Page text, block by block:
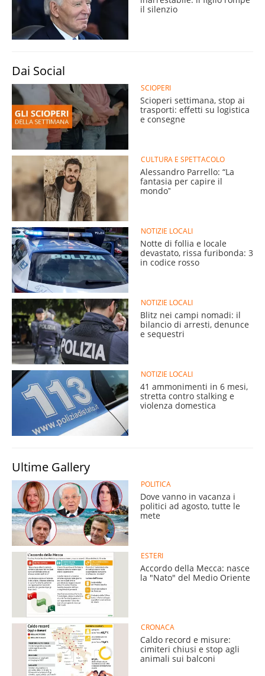
il silenzio
Dai Social
SCIOPERI
Scioperi settimana, stop ai
trasporti: effetti su logistica
e consegne
CULTURA E SPETTACOLO
Alessandro Parrello: “La
fantasia per capire il
mondoˮ
NOTIZIE LOCALI
Notte di follia e locale
devastato, rissa furibonda: 3
in codice rosso
NOTIZIE LOCALI
Blitz nei campi nomadi: il
bilancio di arresti, denunce
e sequestri
NOTIZIE LOCALI
41 ammonimenti in 6 mesi,
stretta contro stalking e
violenza domestica
Ultime Gallery
POLITICA
Dove vanno in vacanza i
politici ad agosto, tutte le
mete
ESTERI
Accordo della Mecca: nasce
la "Nato" del Medio Oriente
CRONACA
Caldo record e misure:
cimiteri chiusi e stop agli
animali sui balconi